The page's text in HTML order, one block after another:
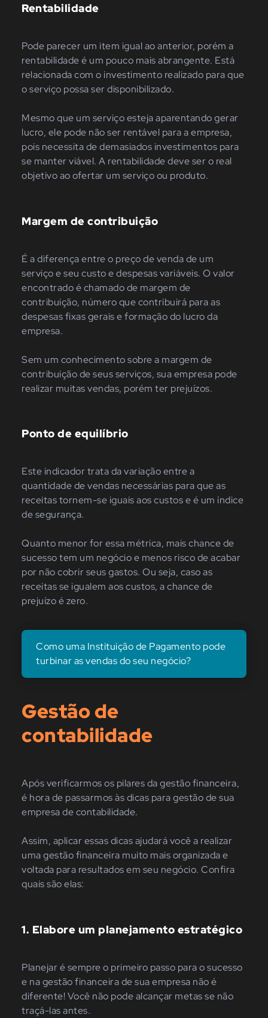
Rentabilidade
Pode parecer um item igual ao anterior, porém a
rentabilidade é um pouco mais abrangente. Está
relacionada com o investimento realizado para que
o serviço possa ser disponibilizado.
Mesmo que um serviço esteja aparentando gerar
lucro, ele pode não ser rentável para a empresa,
pois necessita de demasiados investimentos para
se manter viável. A rentabilidade deve ser o real
objetivo ao ofertar um serviço ou produto.
Margem de contribuição
É a diferença entre o preço de venda de um
serviço e seu custo e despesas variáveis. O valor
encontrado é chamado de margem de
contribuição, número que contribuirá para as
despesas fixas gerais e formação do lucro da
empresa.
Sem um conhecimento sobre a margem de
contribuição de seus serviços, sua empresa pode
realizar muitas vendas, porém ter prejuízos.
Ponto de equilíbrio
Este indicador trata da variação entre a
quantidade de vendas necessárias para que as
receitas tornem-se iguais aos custos e é um índice
de segurança.
Quanto menor for essa métrica, mais chance de
sucesso tem um negócio e menos risco de acabar
por não cobrir seus gastos. Ou seja, caso as
receitas se igualem aos custos, a chance de
prejuízo é zero.
Como uma Instituição de Pagamento pode
turbinar as vendas do seu negócio?
Gestão de
contabilidade
Após verificarmos os pilares da gestão financeira,
é hora de passarmos às dicas para gestão de sua
empresa de contabilidade.
Assim, aplicar essas dicas ajudará você a realizar
uma gestão financeira muito mais organizada e
voltada para resultados em seu negócio. Confira
quais são elas:
1. Elabore um planejamento estratégico
Planejar é sempre o primeiro passo para o sucesso
e na gestão financeira de sua empresa não é
diferente! Você não pode alcançar metas se não
traçá-las antes.